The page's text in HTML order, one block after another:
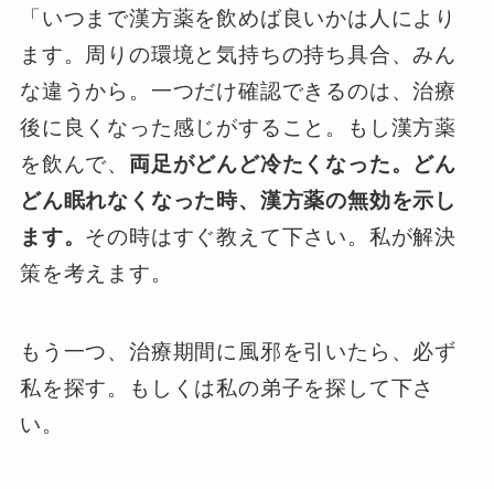
「いつまで漢方薬を飲めば良いかは人により
ます。周りの環境と気持ちの持ち具合、みん
な違うから。一つだけ確認できるのは、治療
後に良くなった感じがすること。もし漢方薬
を飲んで、 両足がどんど冷たくなった。どん
どん眠れなくなった時、漢方薬の無効を示し
ます。 その時はすぐ教えて下さい。私が解決
策を考えます。
もう一つ、治療期間に風邪を引いたら、必ず
私を探す。もしくは私の弟子を探して下さ
い。